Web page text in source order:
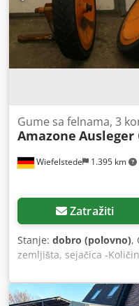
Wiefelstede 1.395 km
Gume sa felnama, 3
Amazone Ausleger
Zatražiti
Stanje: dobro (polovno),
zemljišta, sejačica -
Dcsdpsb A E Ufofx
-Dimenzija: Ø 750 -
kg/komad